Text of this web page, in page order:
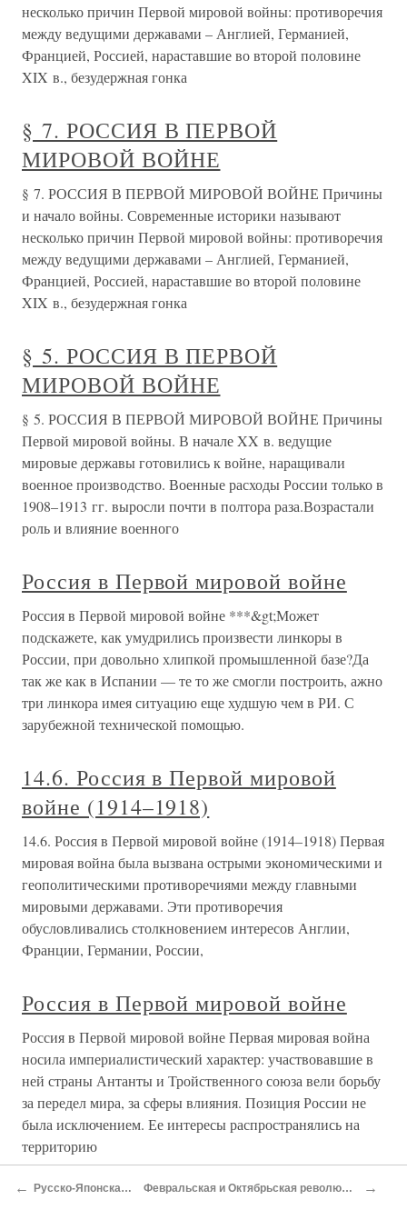
несколько причин Первой мировой войны: противоречия
между ведущими державами – Англией, Германией,
Францией, Россией, нараставшие во второй половине
XIX в., безудержная гонка
§ 7. РОССИЯ В ПЕРВОЙ
МИРОВОЙ ВОЙНЕ
§ 7. РОССИЯ В ПЕРВОЙ МИРОВОЙ ВОЙНЕ Причины
и начало войны. Современные историки называют
несколько причин Первой мировой войны: противоречия
между ведущими державами – Англией, Германией,
Францией, Россией, нараставшие во второй половине
XIX в., безудержная гонка
§ 5. РОССИЯ В ПЕРВОЙ
МИРОВОЙ ВОЙНЕ
§ 5. РОССИЯ В ПЕРВОЙ МИРОВОЙ ВОЙНЕ Причины
Первой мировой войны. В начале XX в. ведущие
мировые державы готовились к войне, наращивали
военное производство. Военные расходы России только в
1908–1913 гг. выросли почти в полтора раза.Возрастали
роль и влияние военного
Россия в Первой мировой войне
Россия в Первой мировой войне ***&gt;Может
подскажете, как умудрились произвести линкоры в
России, при довольно хлипкой промышленной базе?Да
так же как в Испании — те то же смогли построить, ажно
три линкора имея ситуацию еще худшую чем в РИ. С
зарубежной технической помощью.
14.6. Россия в Первой мировой
войне (1914–1918)
14.6. Россия в Первой мировой войне (1914–1918) Первая
мировая война была вызвана острыми экономическими и
геополитическими противоречиями между главными
мировыми державами. Эти противоречия
обусловливались столкновением интересов Англии,
Франции, Германии, России,
Россия в Первой мировой войне
Россия в Первой мировой войне Первая мировая война
носила империалистический характер: участвовавшие в
ней страны Антанты и Тройственного союза вели борьбу
за передел мира, за сферы влияния. Позиция России не
была исключением. Ее интересы распространялись на
территорию
Россия в Первой Мировой войне
← Русско-Японская война Февральская и Октябрьская революции 1917 года →